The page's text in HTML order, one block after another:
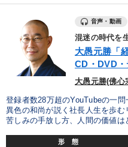
音声・動画
混迷の時代を
大愚元勝「
CD・DVD
大愚元勝(佛
登録者数28万超のYouTubeの一
異色の和尚が説く社長人生を歩む
苦しみの手放し方、人間の価値は
形 態